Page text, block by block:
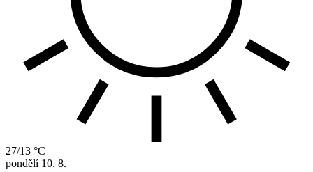
27/13 °C
pondělí 10. 8.